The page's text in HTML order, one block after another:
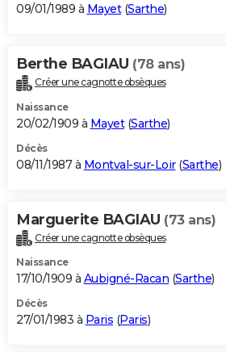
09/01/1989 à Mayet(Sarthe)
Berthe BAGIAU (78 ans)
Créer une cagnotte obsèques
Naissance
20/02/1909 à Mayet(Sarthe)
Décès
08/11/1987 à Montval-sur-Loir(Sarthe)
Marguerite BAGIAU (73 ans)
Créer une cagnotte obsèques
Naissance
17/10/1909 à Aubigné-Racan (Sarthe)
Décès
27/01/1983 à Paris (Paris)